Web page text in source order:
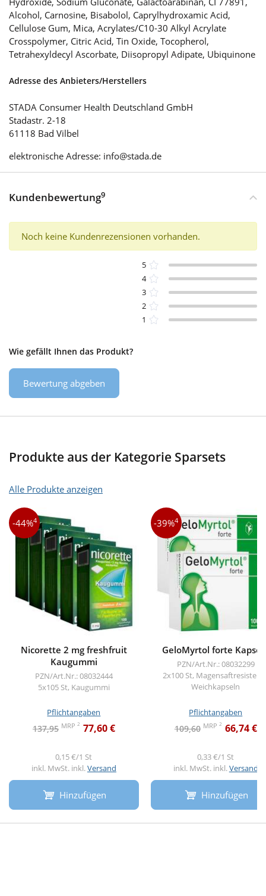
Alcohol, Carnosine, Bisabolol, Caprylhydroxamic Acid,
Cellulose Gum, Mica, Acrylates/C10-30 Alkyl Acrylate
Crosspolymer, Citric Acid, Tin Oxide, Tocopherol,
Tetrahexyldecyl Ascorbate, Diisopropyl Adipate, Ubiquinone
Adresse des Anbieters/Herstellers
STADA Consumer Health Deutschland GmbH
Stadastr. 2-18
61118 Bad Vilbel
elektronische Adresse: info@stada.de
Kundenbewertung9
Noch keine Kundenrezensionen vorhanden.
5
4
3
2
1
Wie gefällt Ihnen das Produkt?
Bewertung abgeben
Produkte aus der Kategorie Sparsets
Alle Produkte anzeigen
-44%4
Nicorette 2 mg freshfruit
Kaugummi
PZN/Art.Nr.: 08032444
5x105 St, Kaugummi
Pflichtangaben
137,95 MRP 2 77,60 €
0,15 €/1 St
inkl. MwSt. inkl.Versand
Hinzufügen
-39%4
GeloMyrtol forte
PZN/Art.Nr.: 08032299
2x100 St,
Weichkapseln
Pflichtangaben
109,60 MRP 2 66,74 €
0,33 €/1 St
inkl. MwSt. inkl.Versand
Hinzufügen